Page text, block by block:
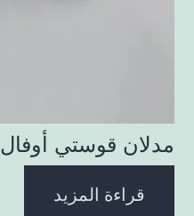
مدلان قوستي أوفال
قراءة المزيد